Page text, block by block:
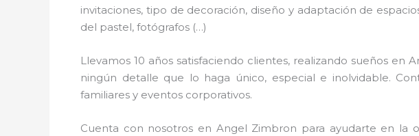
invitaciones, tipo de decoración, diseño y adaptación de
del pastel, fotógrafos (…)
Llevamos 10 años satisfaciendo clientes, realizando sueños
ningún detalle que lo haga único, especial e inolvidable.
familiares y eventos corporativos.
Cuenta con nosotros en Angel Zimbron para ayudarte en la